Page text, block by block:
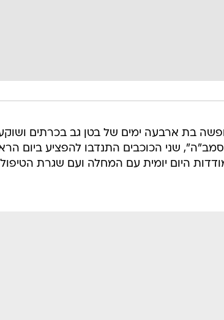
בת ארבעה ימים של בטן גב בכרתים
שני הכוכבים התנדבו להפציע ביום
היום יומית עם המחלה ועם שגרת